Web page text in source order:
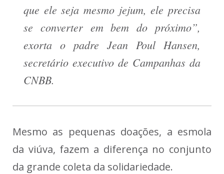
que ele seja mesmo jejum, ele precisa
se converter em bem do próximo”,
exorta o padre Jean Poul Hansen,
secretário executivo de Campanhas da
CNBB.
Mesmo as pequenas doações, a esmola
da viúva, fazem a diferença no conjunto
da grande coleta da solidariedade.